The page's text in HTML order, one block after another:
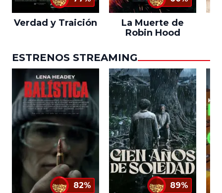
Verdad y Traición
La Muerte de
Robin Hood
ESTRENOS STREAMING
82% 89%